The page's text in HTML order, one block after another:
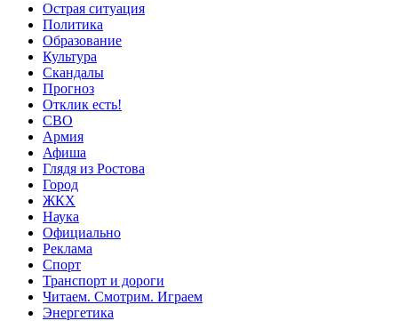
Острая ситуация
Политика
Образование
Культура
Скандалы
Прогноз
Отклик есть!
СВО
Армия
Афиша
Глядя из Ростова
Город
ЖКХ
Наука
Официально
Реклама
Спорт
Транспорт и дороги
Читаем. Смотрим. Играем
Энергетика